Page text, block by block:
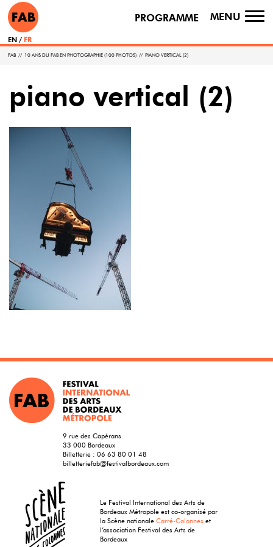
PROGRAMME MENU
EN FR
FAB // 10 ANS DU FAB EN PHOTOGRAPHIE (100 PHOTOS) // PIANO VERTICAL (2)
piano vertical (2)
9 rue des Capérans
33 000 Bordeaux
Billetterie : 06 63 80 01 48
billetteriefab@festivalbordeaux.com
Le Festival International des Arts de
Bordeaux Métropole est co-organisé par
la Scène nationaleCarré-Colonnes et
l’association Festival des Arts de
Bordeaux